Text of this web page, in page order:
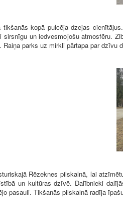
tikšanās kopā pulcēja dzejas
sirsnīgu un iedvesmojošu atmosfēru.
Raiņa parks uz mirkli pārtapa par dzīvu
Rēzeknes pilskalnā, lai
un kultūras dzīvē. Dalībnieki
pasauli. Tikšanās pilskalnā radīja